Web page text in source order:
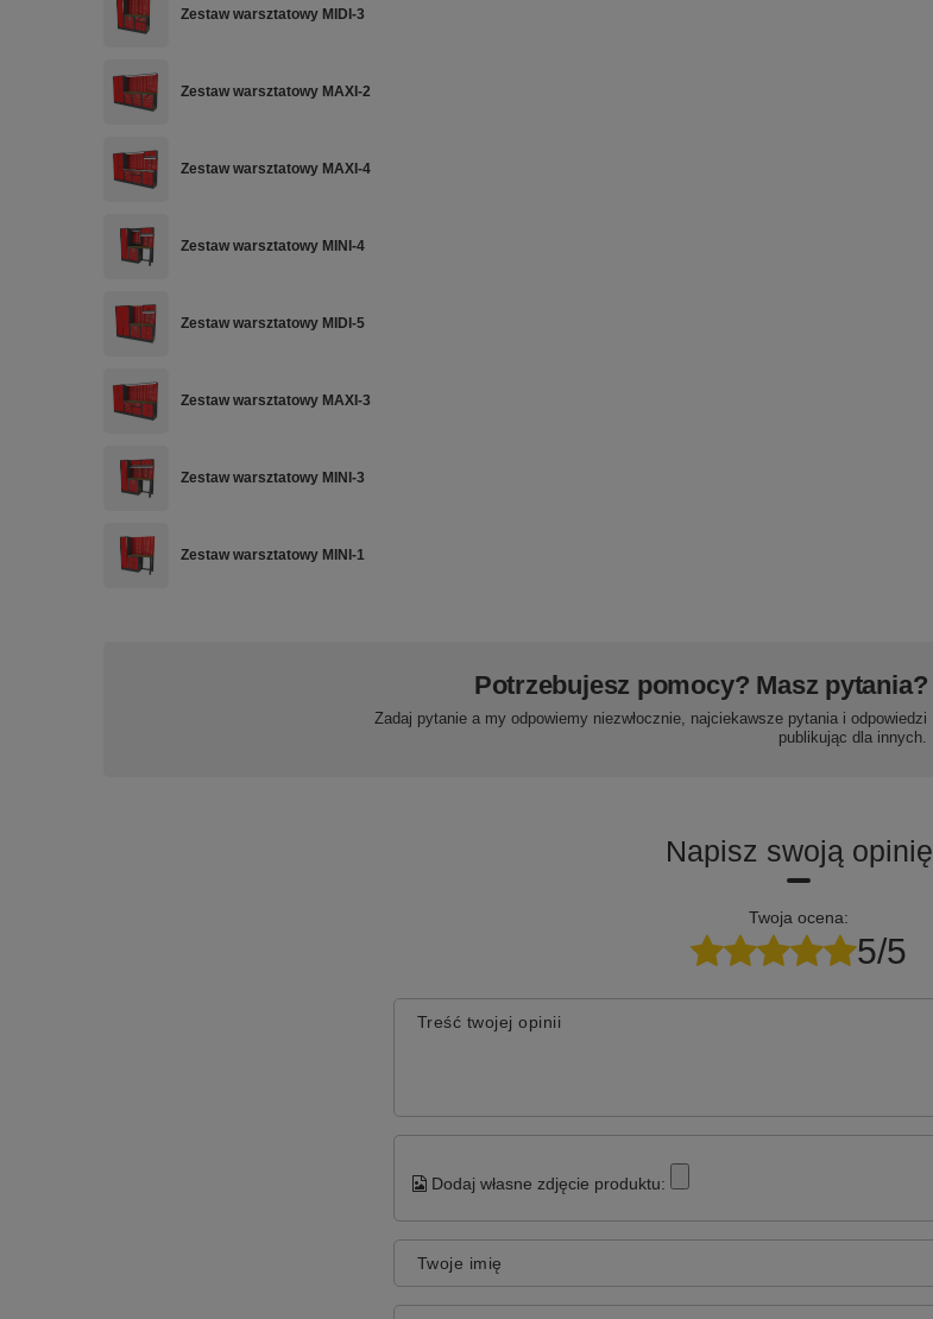
Zestaw warsztatowy MIDI-3
Zestaw warsztatowy MAXI-2
Zestaw warsztatowy MAXI-4
Zestaw warsztatowy MINI-4
Zestaw warsztatowy MIDI-5
Zestaw warsztatowy MAXI-3
Zestaw warsztatowy MINI-3
Zestaw warsztatowy MINI-1
Potrzebujesz pomocy? Masz pytania?
Zadaj pytanie a my odpowiemy niezwłocznie, najciekawsze pytania i odpowiedzi
publikując dla innych.
Napisz swoją opinię
Twoja ocena:
5/5
Treść twojej opinii
Dodaj własne zdjęcie produktu:
Twoje imię